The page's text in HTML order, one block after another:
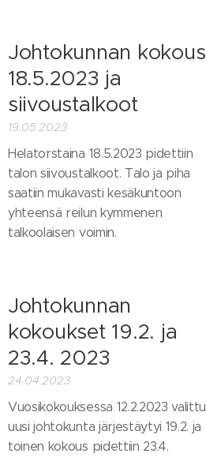
Johtokunnan kokous
18.5.2023 ja
siivoustalkoot
19.05.2023
Helatorstaina 18.5.2023 pidettiin
talon siivoustalkoot. Talo ja piha
saatiin mukavasti kesäkuntoon
yhteensä reilun kymmenen
talkoolaisen voimin.
Johtokunnan
kokoukset 19.2. ja
23.4. 2023
24.04.2023
Vuosikokouksessa 12.2.2023 valittu
uusi johtokunta järjestäytyi 19.2. ja
toinen kokous pidettiin 23.4.